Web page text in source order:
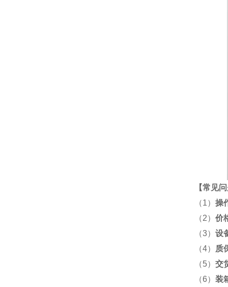
【常见
（1） 操
（2） 价
（3） 设
（4）
质
（5） 交
（6） 装